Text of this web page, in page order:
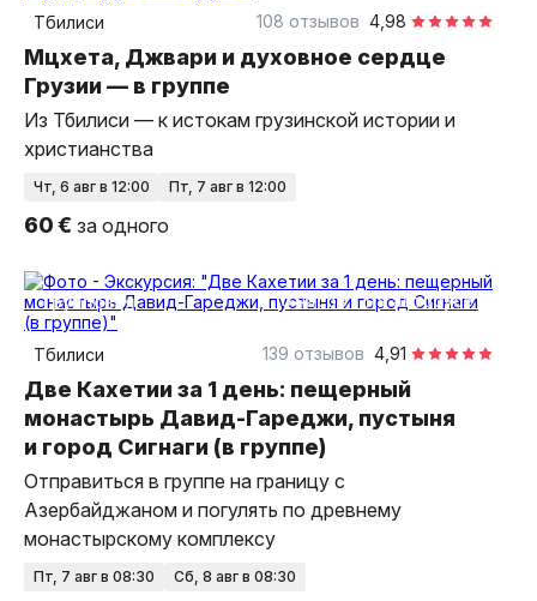
Тбилиси
4,98
108 отзывов
Мцхета, Джвари и духовное сердце
Грузии — в группе
Из Тбилиси — к истокам грузинской истории и
христианства
чт, 6 авг в 12:00 пт, 7 авг в 12:00
60 € за одного
10 часов на автобусе
групповая
Тбилиси 4,91
139 отзывов
Две Кахетии за 1 день: пещерный
монастырь Давид-Гареджи, пустыня
и город Сигнаги (в группе)
Отправиться в группе на границу с
Азербайджаном и погулять по древнему
монастырскому комплексу
пт, 7 авг в 08:30 сб, 8 авг в 08:30